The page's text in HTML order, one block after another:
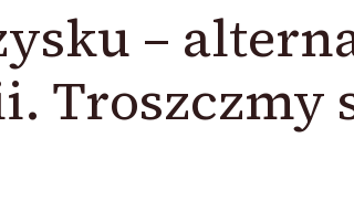
–
Troszczmy